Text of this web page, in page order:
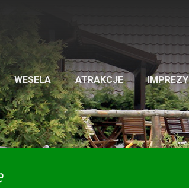
WESELA ATRAKCJE IMPREZY